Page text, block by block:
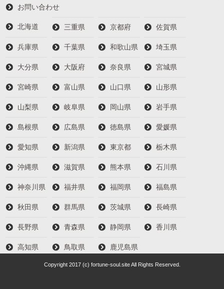
お問い合わせ
北海道 三重県 京都府 佐賀県
兵庫県 千葉県 和歌山県 埼玉県
大分県 大阪府 奈良県 宮城県
宮崎県 富山県 山口県 山形県
山梨県 岐阜県 岡山県 岩手県
島根県 広島県 徳島県 愛媛県
愛知県 新潟県 東京都 栃木県
沖縄県 滋賀県 熊本県 石川県
神奈川県 福井県 福岡県 福島県
秋田県 群馬県 茨城県 長崎県
長野県 青森県 静岡県 香川県
高知県 鳥取県 鹿児島県
Copyright 2017 (c) fortune-soul.site All Rights Reserved.